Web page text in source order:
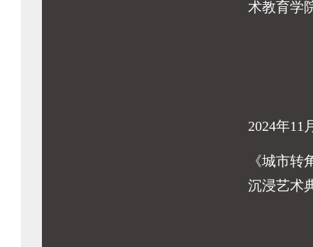
术教育学
2024年11
《城市
沉浸艺术